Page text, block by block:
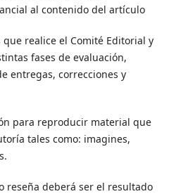
al contenido del artículo
realice el Comité Editorial y
fases de evaluación,
entregas, correcciones y
para reproducir material que
tales como: imagines,
reseña deberá ser el resultado